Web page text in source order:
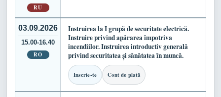
RU
03.09.2026
15.00-16.40
RO
Instruirea la I grupă de securitate electrică.
Instruire privind apărarea împotriva
incendiilor. Instruirea introductiv generală
privind securitatea și sănătatea în muncă.
Inscrie-te Cont de plată